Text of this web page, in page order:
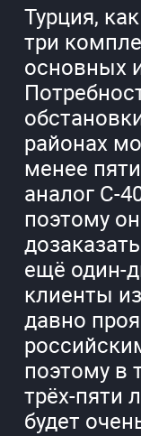
Турция,
три
основных
районах
менее
аналог С-
поэтому
ещё один-
клиенты
давно
поэтому в
трёх-пяти
будет